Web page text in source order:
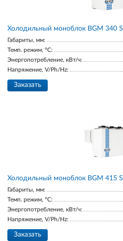
Холодильный моноблок BGM 340 S
Габариты, мм:
Темп. режим, °С:
Энергопотребление, кВт/ч:
Напряжение, V/Ph/Hz:
Заказать
Холодильный моноблок BGM 415 S
Габариты, мм:
Темп. режим, °С:
Энергопотребление, кВт/ч:
Напряжение, V/Ph/Hz:
Заказать